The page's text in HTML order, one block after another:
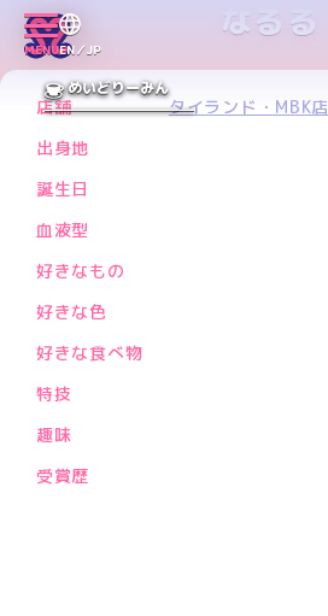
MENUEN／JP
めいどりーみん
なるる
PREV
店舗
タイランド・MBK店
出身地
誕生日
血液型
好きなもの
好きな色
好きな食べ物
特技
趣味
受賞歴